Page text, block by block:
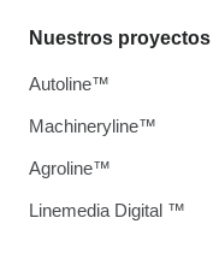
Nuestros proyectos
Autoline™
Machineryline™
Agroline™
Linemedia Digital ™